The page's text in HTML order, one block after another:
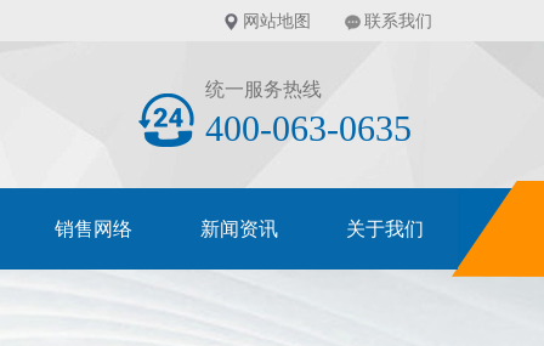
网站地图 联系我们
统一服务热线
400-063-0635
销售网络 新闻资讯 关于我们